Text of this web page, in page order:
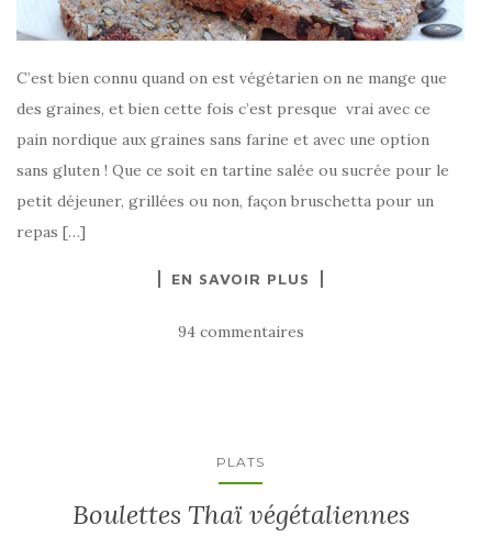
C’est bien connu quand on est végétarien on ne mange que
des graines, et bien cette fois c’est presque vrai avec ce
pain nordique aux graines sans farine et avec une option
sans gluten ! Que ce soit en tartine salée ou sucrée pour le
petit déjeuner, grillées ou non, façon bruschetta pour un
repas […]
EN SAVOIR PLUS
94 commentaires
PLATS
Boulettes Thaï végétaliennes